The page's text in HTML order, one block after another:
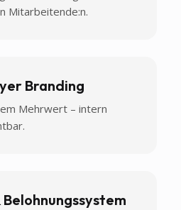
Mitarbeitende:n.
Branding
Mehrwert – intern